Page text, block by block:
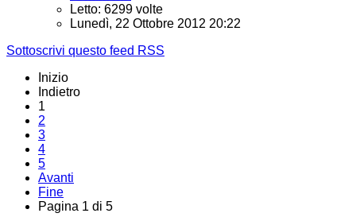
Letto: 6299 volte
Lunedì, 22 Ottobre 2012 20:22
Sottoscrivi questo feed RSS
Inizio
Indietro
1
2
3
4
5
Avanti
Fine
Pagina 1 di 5